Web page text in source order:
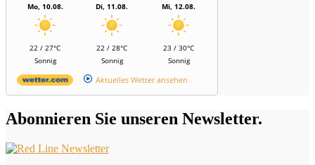
Mo, 10.08.
22 / 27°C
Sonnig
Di, 11.08.
22 / 28°C
Sonnig
Mi, 12.08.
23 / 30°C
Sonnig
Aktuelles Wetter ansehen
Abonnieren Sie unseren Newsletter.